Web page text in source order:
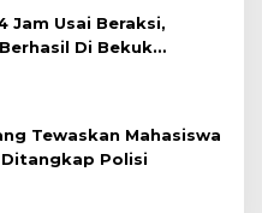
Jam Usai Beraksi,
Di Bekuk
Kuansing
Tewaskan Mahasiswa
Polisi